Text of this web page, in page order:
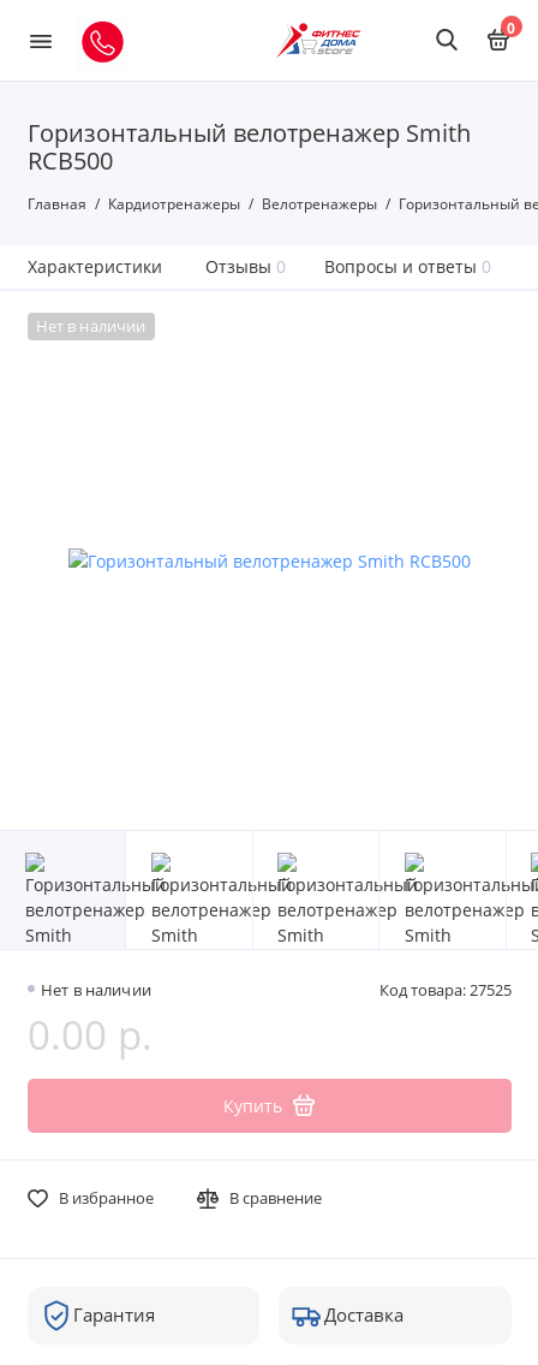
0
Горизонтальный велотренажер Smith
RCB500
Главная Кардиотренажеры Велотренажеры Горизонтальный
Характеристики Отзывы 0 Вопросы и ответы 0
Нет в наличии
Нет в наличии Код товара: 27525
0.00 р.
Купить
В избранное В сравнение
Гарантия Доставка